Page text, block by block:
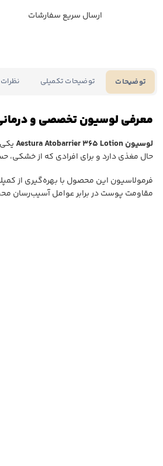
ارسال سریع سفارشات
توضیحات توضیحات تکمیلی نظرات
معرفی لوسیون تخصصی و درمانی
لوسیون Aestura Atobarrier 365 Lotion یکی
حال مغذی دارد و برای افرادی که از
فرمولاسیون این محصول با بهره‌گیری از
مقاومت پوست در برابر عوامل آسیب‌رسان